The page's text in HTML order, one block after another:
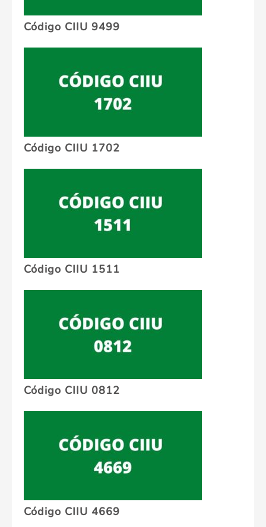
Código CIIU 9499
Código CIIU 1702
Código CIIU 1511
Código CIIU 0812
Código CIIU 4669